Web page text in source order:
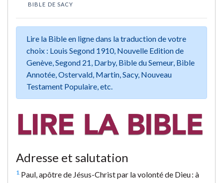
BIBLE DE SACY
Lire la Bible en ligne dans la traduction de votre
choix : Louis Segond 1910, Nouvelle Edition de
Genève, Segond 21, Darby, Bible du Semeur, Bible
Annotée, Ostervald, Martin, Sacy, Nouveau
Testament Populaire, etc.
Adresse et salutation
1 Paul, apôtre de Jésus-Christ par la volonté de Dieu : à